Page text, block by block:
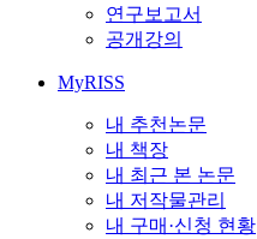
연구보고서
공개강의
MyRISS
내 추천논문
내 책장
내 최근 본 논문
내 저작물관리
내 구매·신청 현황